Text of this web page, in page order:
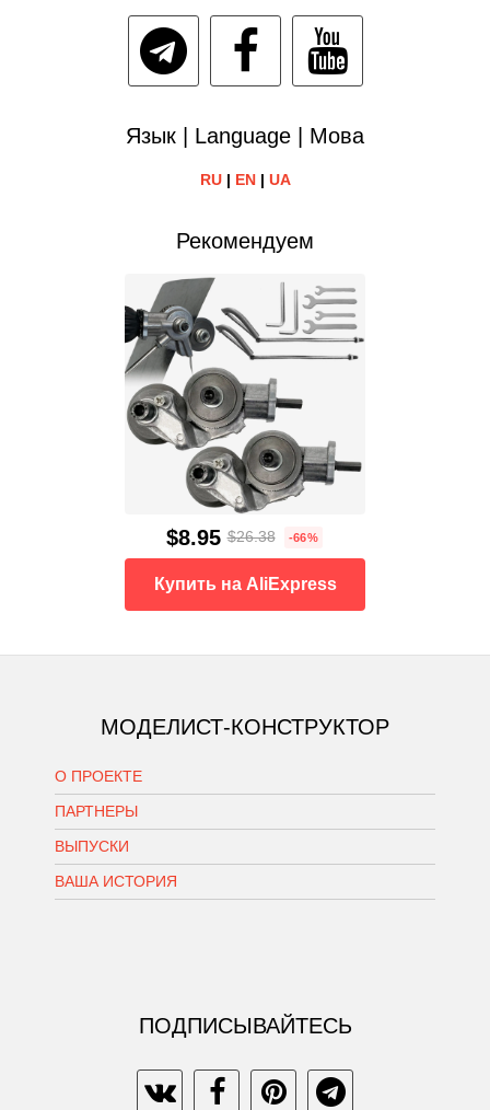
Язык | Language | Мова
RU| EN| UA
Рекомендуем
$8.95 $26.38 -66%
Купить на AliExpress
МОДЕЛИСТ-КОНСТРУКТОР
О ПРОЕКТЕ
ПАРТНЕРЫ
ВЫПУСКИ
ВАША ИСТОРИЯ
ПОДПИСЫВАЙТЕСЬ